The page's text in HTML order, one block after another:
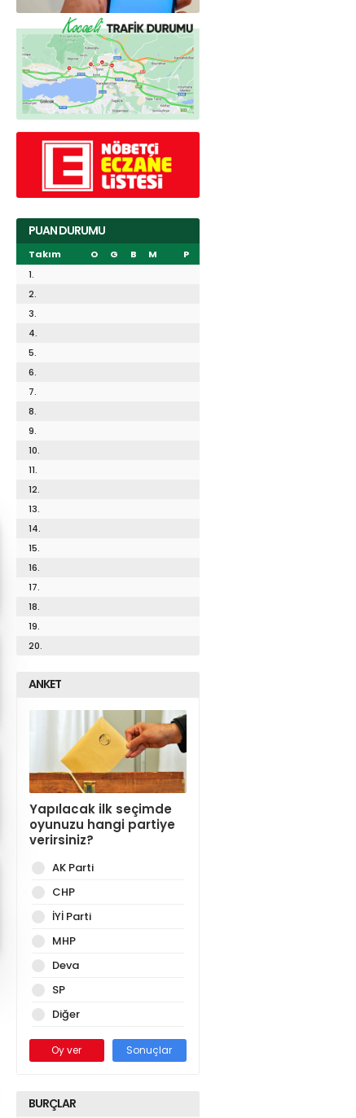
PUAN DURUMU
Takım O G B M
P
1.
2.
3.
4.
5.
6.
7.
8.
9.
10.
11.
12.
13.
14.
15.
16.
17.
18.
19.
20.
ANKET
Yapılacak ilk seçimde
oyunuzu hangi partiye
verirsiniz?
AK Parti
CHP
İYİ Parti
MHP
Deva
SP
Diğer
Oy ver Sonuçlar
BURÇLAR